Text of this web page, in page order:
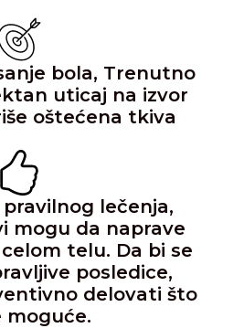
bola, Trenutno
uticaj na izvor
oštećena tkiva
lečenja,
mogu da naprave
telu. Da bi se
posledice,
delovati što
moguće.